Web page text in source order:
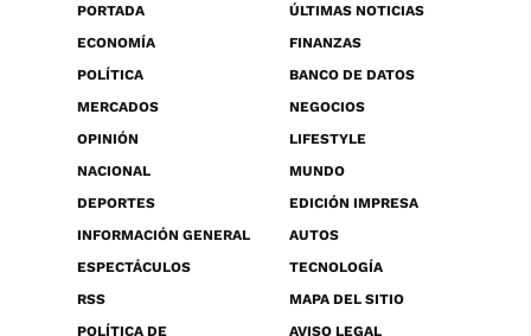
PORTADA
ÚLTIMAS NOTICIAS
ECONOMÍA
FINANZAS
POLÍTICA
BANCO DE DATOS
MERCADOS
NEGOCIOS
OPINIÓN
LIFESTYLE
NACIONAL
MUNDO
DEPORTES
EDICIÓN IMPRESA
INFORMACIÓN GENERAL
AUTOS
ESPECTÁCULOS
TECNOLOGÍA
RSS
MAPA DEL SITIO
POLÍTICA DE
AVISO LEGAL